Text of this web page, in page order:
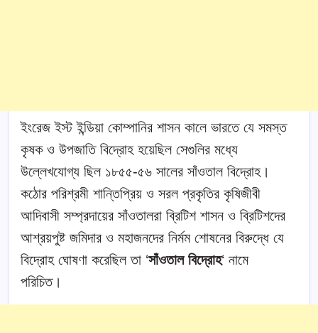
ইংরেজ ইস্ট ইন্ডিয়া কোম্পানির শাসন কালে ভারতে যে সমস্ত
কৃষক ও উপজাতি বিদ্রোহ হয়েছিল সেগুলির মধ্যে
উল্লেখযোগ্য ছিল ১৮৫৫-৫৬ সালের সাঁওতাল বিদ্রোহ।
কঠোর পরিশ্রমী শান্তিপ্রিয় ও সরল প্রকৃতির কৃষিজীবী
আদিবাসী সম্প্রদায়ের সাঁওতালরা ব্রিটিশ শাসন ও ব্রিটিশদের
আশ্রয়পুষ্ট জমিদার ও মহাজনদের নির্মম শোষনের বিরুদ্ধে যে
বিদ্রোহ ঘোষণা করেছিল তা ‘সাঁওতাল বিদ্রোহ‘ নামে
পরিচিত।